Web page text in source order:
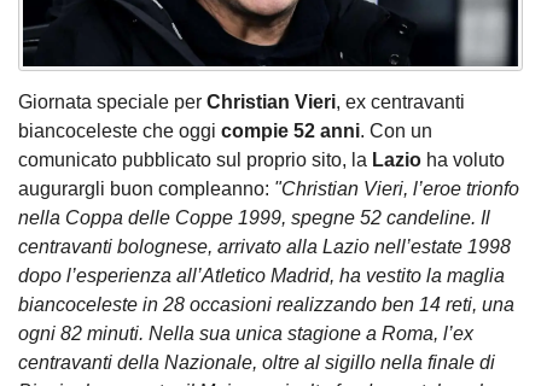
Giornata speciale per Christian Vieri, ex centravanti
biancoceleste che oggi compie 52 anni. Con un
comunicato pubblicato sul proprio sito, la Lazio ha voluto
augurargli buon compleanno: "Christian Vieri, l’eroe trionfo
nella Coppa delle Coppe 1999, spegne 52 candeline. Il
centravanti bolognese, arrivato alla Lazio nell’estate 1998
dopo l’esperienza all’Atletico Madrid, ha vestito la maglia
biancoceleste in 28 occasioni realizzando ben 14 reti, una
ogni 82 minuti. Nella sua unica stagione a Roma, l’ex
centravanti della Nazionale, oltre al sigillo nella finale di